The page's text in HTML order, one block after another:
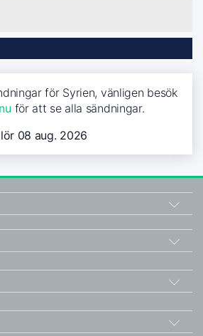
för Syrien, vänligen besök
för att se alla sändningar.
lör 08 aug. 2026